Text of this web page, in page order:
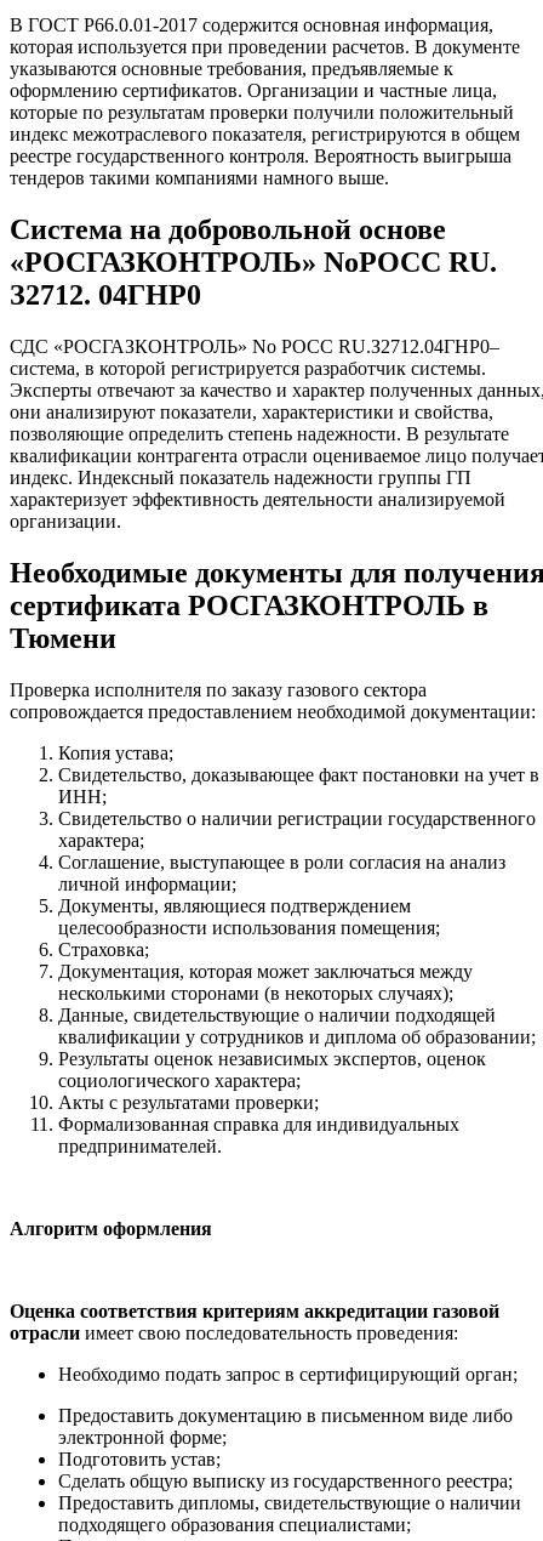
В ГОСТ Р66.0.01-2017 содержится основная информация,
которая используется при проведении расчетов. В документе
указываются основные требования, предъявляемые к
оформлению сертификатов. Организации и частные лица,
которые по результатам проверки получили положительный
индекс межотраслевого показателя, регистрируются в общем
реестре государственного контроля. Вероятность выигрыша
тендеров такими компаниями намного выше.
Система на добровольной основе
«РОСГАЗКОНТРОЛЬ» NoРОСС RU.
З2712. 04ГНР0
СДС «РОСГАЗКОНТРОЛЬ» No РОСС RU.З2712.04ГНР0–
система, в которой регистрируется разработчик системы.
Эксперты отвечают за качество и характер полученных
они анализируют показатели, характеристики и свойства,
позволяющие определить степень надежности. В результате
квалификации контрагента отрасли оцениваемое лицо
индекс. Индексный показатель надежности группы ГП
характеризует эффективность деятельности анализируемой
организации.
Необходимые документы для
сертификата РОСГАЗКОНТРОЛЬ в
Тюмени
Проверка исполнителя по заказу газового сектора
сопровождается предоставлением необходимой документации:
Копия устава;
Свидетельство, доказывающее факт постановки на учет в
ИНН;
Свидетельство о наличии регистрации государственного
характера;
Соглашение, выступающее в роли согласия на анализ
личной информации;
Документы, являющиеся подтверждением
целесообразности использования помещения;
Страховка;
Документация, которая может заключаться между
несколькими сторонами (в некоторых случаях);
Данные, свидетельствующие о наличии подходящей
квалификации у сотрудников и диплома об образовании;
Результаты оценок независимых экспертов, оценок
социологического характера;
Акты с результатами проверки;
Формализованная справка для индивидуальных
предпринимателей.
Алгоритм оформления
Оценка соответствия критериям аккредитации газовой
отрасли имеет свою последовательность проведения:
Необходимо подать запрос в сертифицирующий орган;
Предоставить документацию в письменном виде либо
электронной форме;
Подготовить устав;
Сделать общую выписку из государственного реестра;
Предоставить дипломы, свидетельствующие о наличии
подходящего образования специалистами;